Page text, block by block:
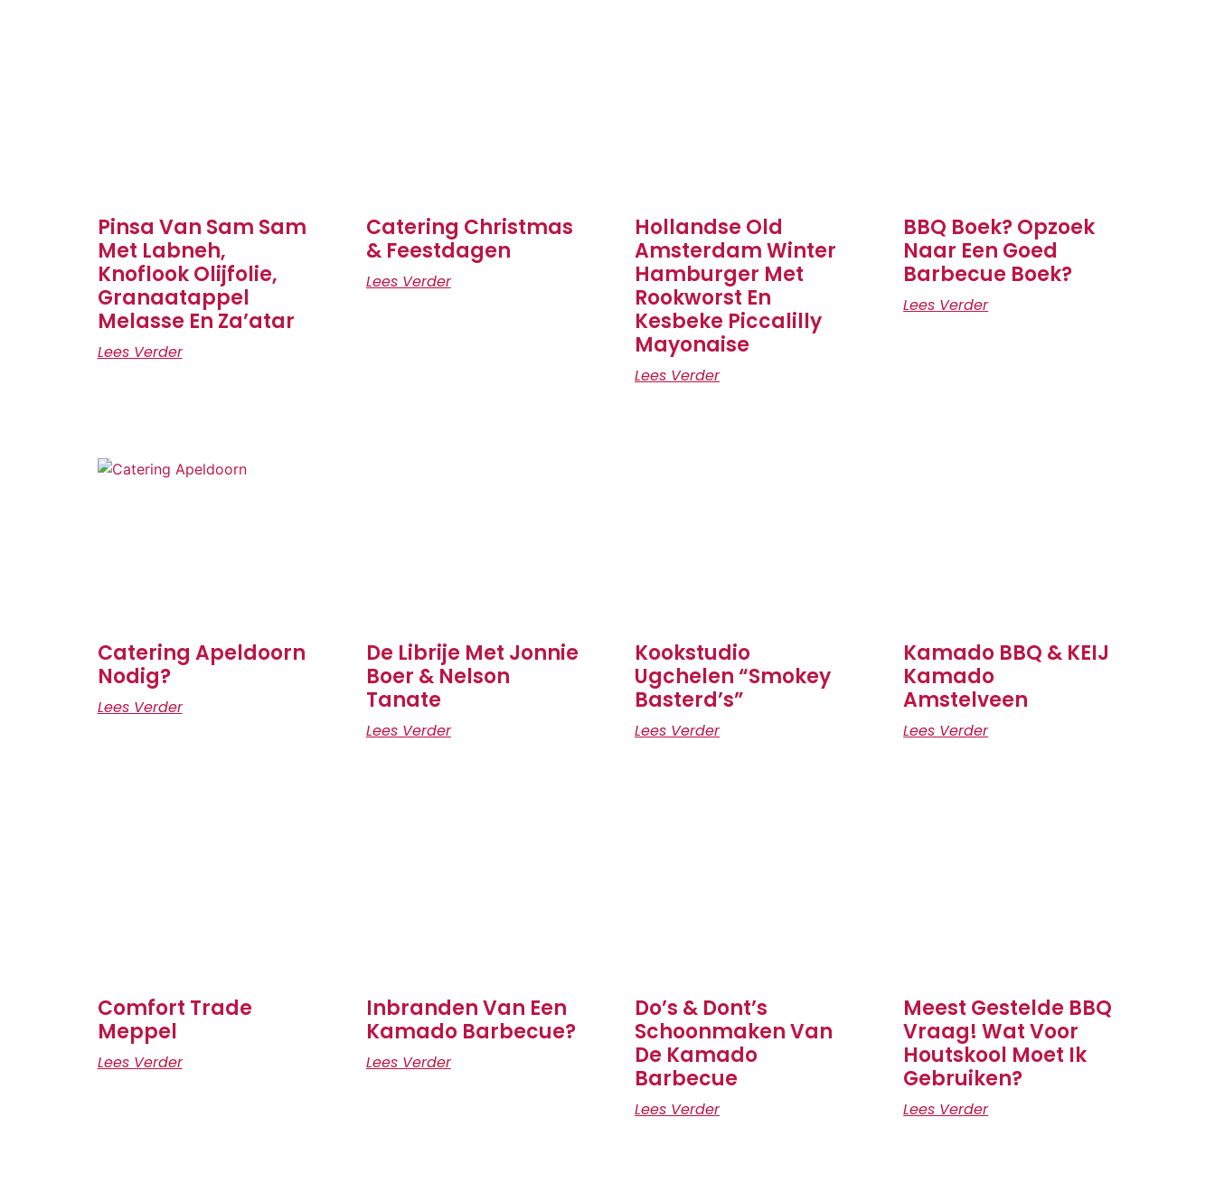
Pinsa Van Sam Sam
Met Labneh,
Knoflook Olijfolie,
Granaatappel
Melasse En Za’atar
Lees Verder
Catering Christmas
& Feestdagen
Lees Verder
Hollandse Old
Amsterdam Winter
Hamburger Met
Rookworst En
Kesbeke Piccalilly
Mayonaise
Lees Verder
BBQ Boek? Opzoek
Naar Een Goed
Barbecue Boek?
Lees Verder
Catering Apeldoorn
Nodig?
Lees Verder
De Librije Met Jonnie
Boer & Nelson
Tanate
Lees Verder
Kookstudio
Ugchelen “Smokey
Basterd’s”
Lees Verder
Kamado BBQ & KEIJ
Kamado
Amstelveen
Lees Verder
Comfort Trade
Meppel
Lees Verder
Inbranden Van Een
Kamado Barbecue?
Lees Verder
Do’s & Dont’s
Schoonmaken Van
De Kamado
Barbecue
Lees Verder
Meest Gestelde BBQ
Vraag! Wat Voor
Houtskool Moet Ik
Gebruiken?
Lees Verder